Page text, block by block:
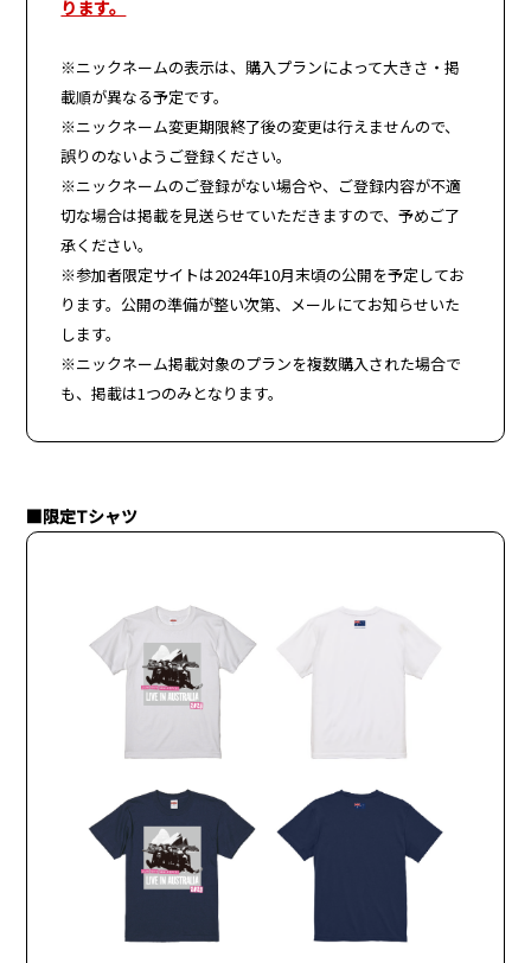
ります。
※ニックネームの表示は、購入プランによって大きさ・掲
載順が異なる予定です。
※ニックネーム変更期限終了後の変更は行えませんので、
誤りのないようご登録ください。
※ニックネームのご登録がない場合や、ご登録内容が不適
切な場合は掲載を見送らせていただきますので、予めご了
承ください。
※参加者限定サイトは2024年10月末頃の公開を予定してお
ります。公開の準備が整い次第、メールにてお知らせいた
します。
※ニックネーム掲載対象のプランを複数購入された場合で
も、掲載は1つのみとなります。
■限定Tシャツ